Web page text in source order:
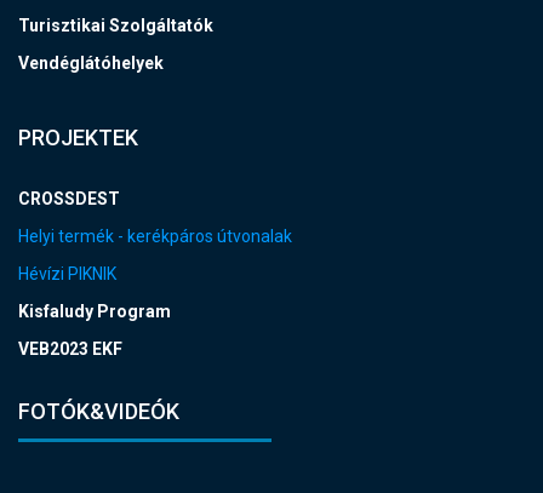
Turisztikai Szolgáltatók
Vendéglátóhelyek
PROJEKTEK
CROSSDEST
Helyi termék - kerékpáros útvonalak
Hévízi PIKNIK
Kisfaludy Program
VEB2023 EKF
FOTÓK&VIDEÓK